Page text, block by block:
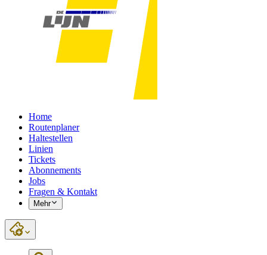
Home
Routenplaner
Haltestellen
Linien
Tickets
Abonnements
Jobs
Fragen & Kontakt
Mehr